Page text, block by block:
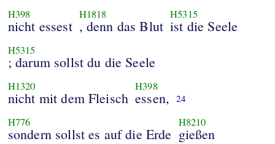
H398
nicht essest
H1818
, denn das Blut
H5315
ist die Seele
H5315
; darum sollst du die Seele
H1320
nicht mit dem Fleisch
H398
essen, 24
H776
sondern sollst es auf die Erde
H8210
gießen